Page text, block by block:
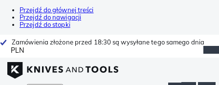
Przejdź do głównej treści
Przejdź do nawigacji
Przejdź do stopki
Zamówienia złożone przed 18:30 są wysyłane tego samego dnia
PLN